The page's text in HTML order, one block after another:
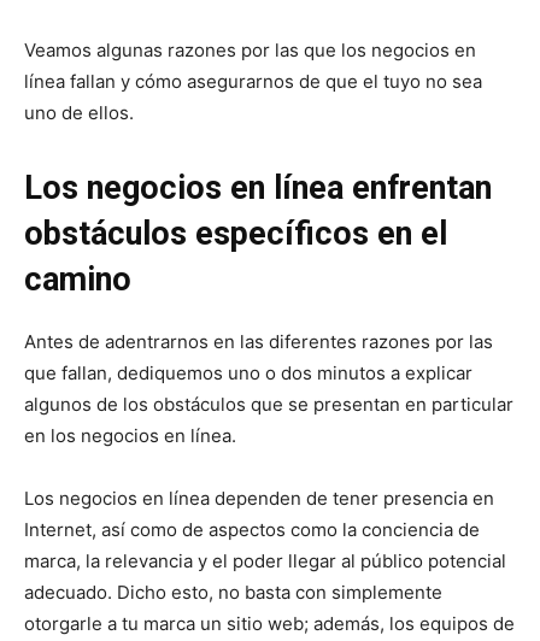
Veamos algunas razones por las que los negocios en
línea fallan y cómo asegurarnos de que el tuyo no sea
uno de ellos.
Los negocios en línea enfrentan
obstáculos específicos en el
camino
Antes de adentrarnos en las diferentes razones por las
que fallan, dediquemos uno o dos minutos a explicar
algunos de los obstáculos que se presentan en particular
en los negocios en línea.
Los negocios en línea dependen de tener presencia en
Internet, así como de aspectos como la conciencia de
marca, la relevancia y el poder llegar al público potencial
adecuado. Dicho esto, no basta con simplemente
otorgarle a tu marca un sitio web; además, los equipos de